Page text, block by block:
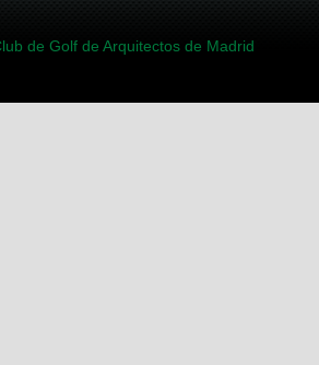
de Golf de Arquitectos de Madrid